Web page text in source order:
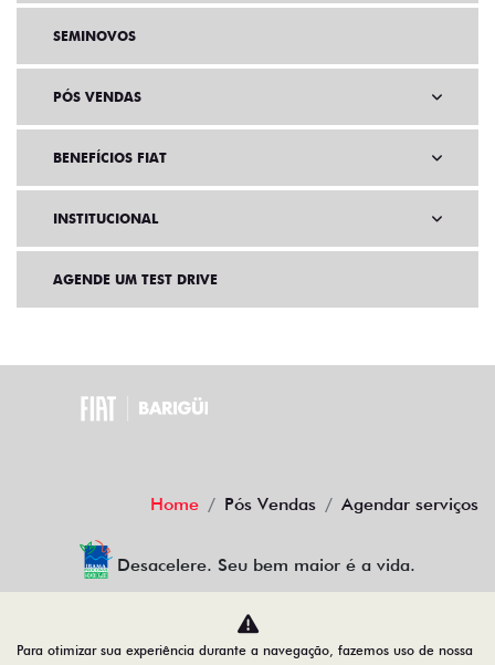
SEMINOVOS
PÓS VENDAS
BENEFÍCIOS FIAT
INSTITUCIONAL
AGENDE UM TEST DRIVE
Home Pós Vendas Agendar serviços
Desacelere. Seu bem maior é a vida.
Para otimizar sua experiência durante a navegação, fazemos uso de nossa